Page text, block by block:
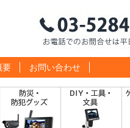
要 お問い合わせ